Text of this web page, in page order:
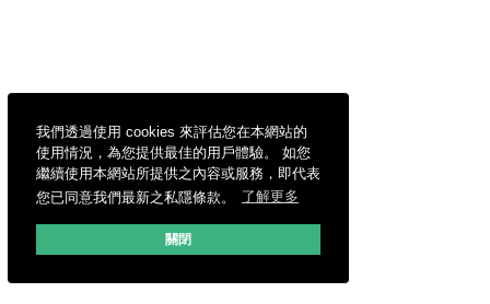
我們透過使用 cookies 來評估您在本網站的
使用情況，為您提供最佳的用戶體驗。 如您
繼續使用本網站所提供之內容或服務，即代表
您已同意我們最新之私隱條款。
了解更多
關閉